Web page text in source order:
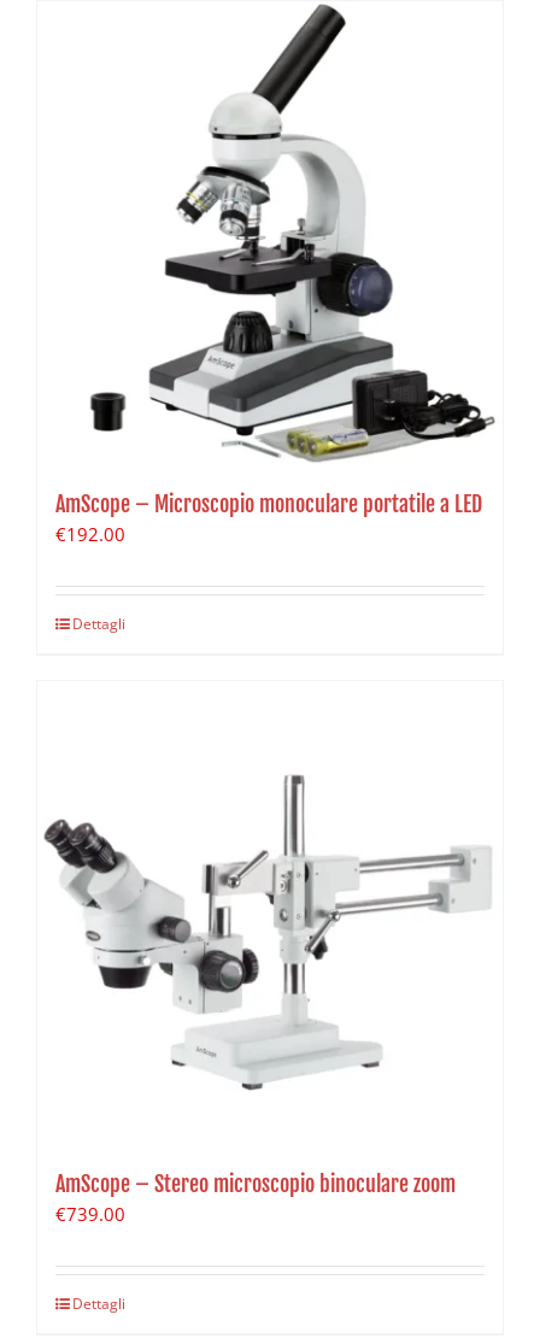
AmScope – Microscopio monoculare portatile a LED
€192.00
Dettagli
AmScope – Stereo microscopio binoculare zoom
€739.00
Dettagli